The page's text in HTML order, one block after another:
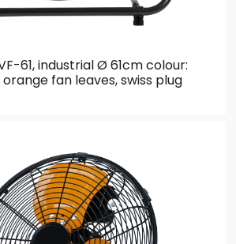
61, industrial Ø 61cmcolour:
fan leaves, swiss plug